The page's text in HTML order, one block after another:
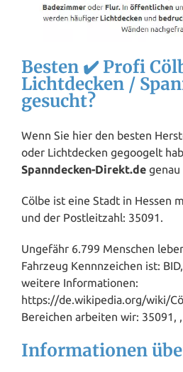
Besten ✔️ Profi
Lichtdecken /
gesucht?
Wenn Sie hier den besten
oder Lichtdecken gegoogelt
Spanndecken-Direkt.de
Cölbe ist eine Stadt in Hessen
und der Postleitzahl: 35091.
Ungefähr 6.799 Menschen
Fahrzeug Kennnzeichen ist:
weitere Informationen:
https://de.wikipedia.org/wiki/
Bereichen arbeiten wir: 35091,
Informationen